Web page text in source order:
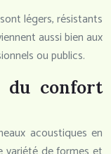
légers, résistants
aussi bien aux
ou publics.
du confort
acoustiques en